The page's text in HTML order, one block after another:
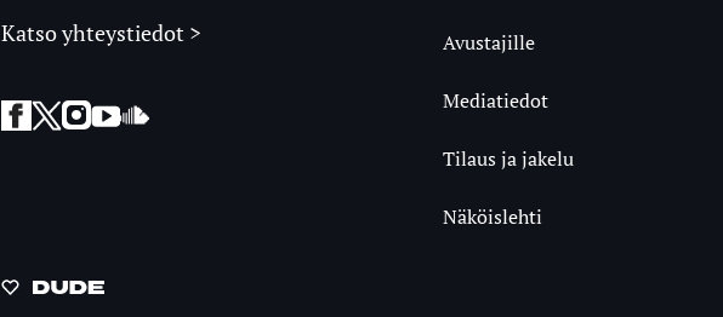
Katso yhteystiedot >
Facebook
Twitter
Instagram
YouTubeSoundCloud
Avustajille
Mediatiedot
Tilaus ja jakelu
Näköislehti